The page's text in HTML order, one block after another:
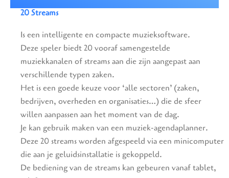
20 Streams
Is een intelligente en compacte muzieksoftware.
Deze speler biedt 20 vooraf samengestelde
muziekkanalen of streams aan die zijn aangepast aan
verschillende typen zaken.
Het is een goede keuze voor ‘alle sectoren’ (zaken,
bedrijven, overheden en organisaties…) die de sfeer
willen aanpassen aan het moment van de dag.
Je kan gebruik maken van een muziek-agendaplanner.
Deze 20 streams worden afgespeeld via een minicomputer
die aan je geluidsinstallatie is gekoppeld.
De bediening van de streams kan gebeuren vanaf tablet,